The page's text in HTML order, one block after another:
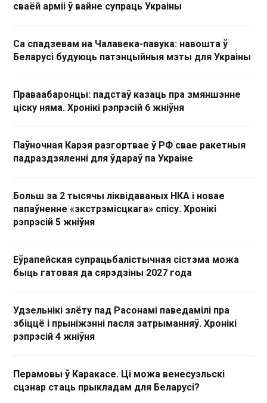
сваёй арміі ў вайне супраць Украіны
Са спадзевам на Чалавека-павука: навошта ў
Беларусі будуюць патэнцыйныя мэты для Украіны
Праваабаронцы: падстаў казаць пра змяншэнне
ціску няма. Хронікі рэпрэсій 6 жніўня
Паўночная Карэя разгортвае ў РФ свае ракетныя
падраздзяленні для ўдараў па Украіне
Больш за 2 тысячы ліквідаваных НКА і новае
папаўненне «экстрэмісцкага» спісу. Хронікі
рэпрэсій 5 жніўня
Еўрапейская супрацьбалістычная сістэма можа
быць гатовая да сярэдзіны 2027 года
Удзельнікі злёту пад Расонамі паведамілі пра
збіццё і прыніжэнні пасля затрыманняў. Хронікі
рэпрэсій 4 жніўня
Перамовы ў Каракасе. Ці можа венесуэльскі
сцэнар стаць прыкладам для Беларусі?